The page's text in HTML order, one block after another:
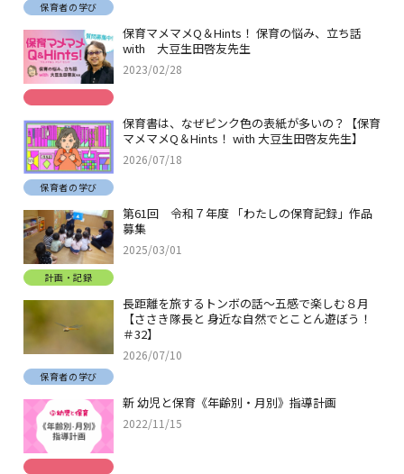
保育者の学び
保育マメマメQ＆Hints！ 保育の悩み、立ち話
with 大豆生田啓友先生
2023/02/28
保育書は、なぜピンク色の表紙が多いの？【保育
マメマメQ＆Hints！ with 大豆生田啓友先生】
2026/07/18
保育者の学び
第61回 令和７年度 「わたしの保育記録」作品
募集
2025/03/01
計画・記録
長距離を旅するトンボの話～五感で楽しむ８月
【ささき隊長と 身近な自然でとことん遊ぼう！
＃32】
2026/07/10
保育者の学び
新 幼児と保育《年齢別・月別》指導計画
2022/11/15